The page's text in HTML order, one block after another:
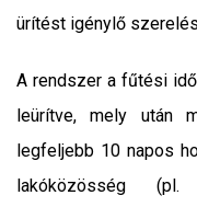
ürítést igénylő
A rendszer a fűtési
leürítve, mely után
legfeljebb 10 napos
lakóközösség